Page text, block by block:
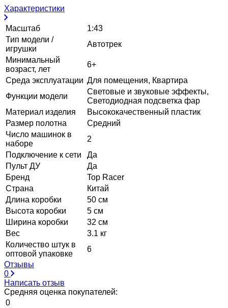
Характеристики
Масштаб
1:43
Тип модели /
игрушки
Автотрек
Минимальный
возраст, лет
6+
Среда эксплуатации Для помещения, Квартира
Функции модели
Световые и звуковые эффекты,
Светодиодная подсветка фар
Материал изделия
Высококачественный пластик
Размер полотна
Средний
Число машинок в
наборе
2
Подключение к сети
Да
Пульт ДУ
Да
Бренд
Top Racer
Страна
Китай
Длина коробки
50 см
Высота коробки
5 см
Ширина коробки
32 см
Вес
3.1 кг
Количество штук в
оптовой упаковке
6
Отзывы
0
Написать отзыв
Средняя оценка покупателей:
0